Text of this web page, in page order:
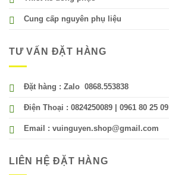
Cung cấp nguyên phụ liệu
TƯ VẤN ĐẶT HÀNG
Đặt hàng : Zalo 0868.553838
Điện Thoại : 0824250089 | 0961 80 25 09
Email : vuinguyen.shop@gmail.com
LIÊN HỆ ĐẶT HÀNG